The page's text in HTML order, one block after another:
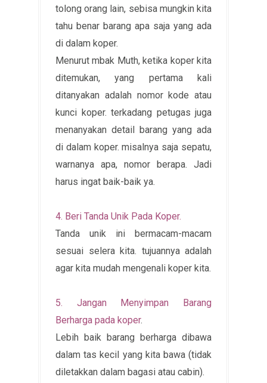
tolong orang lain, sebisa mungkin kita
tahu benar barang apa saja yang ada
di dalam koper.
Menurut mbak Muth, ketika koper kita
ditemukan, yang pertama kali
ditanyakan adalah nomor kode atau
kunci koper. terkadang petugas juga
menanyakan detail barang yang ada
di dalam koper. misalnya saja sepatu,
warnanya apa, nomor berapa. Jadi
harus ingat baik-baik ya.
4. Beri Tanda Unik Pada Koper.
Tanda unik ini bermacam-macam
sesuai selera kita. tujuannya adalah
agar kita mudah mengenali koper kita.
5. Jangan Menyimpan Barang
Berharga pada koper.
Lebih baik barang berharga dibawa
dalam tas kecil yang kita bawa (tidak
diletakkan dalam bagasi atau cabin).